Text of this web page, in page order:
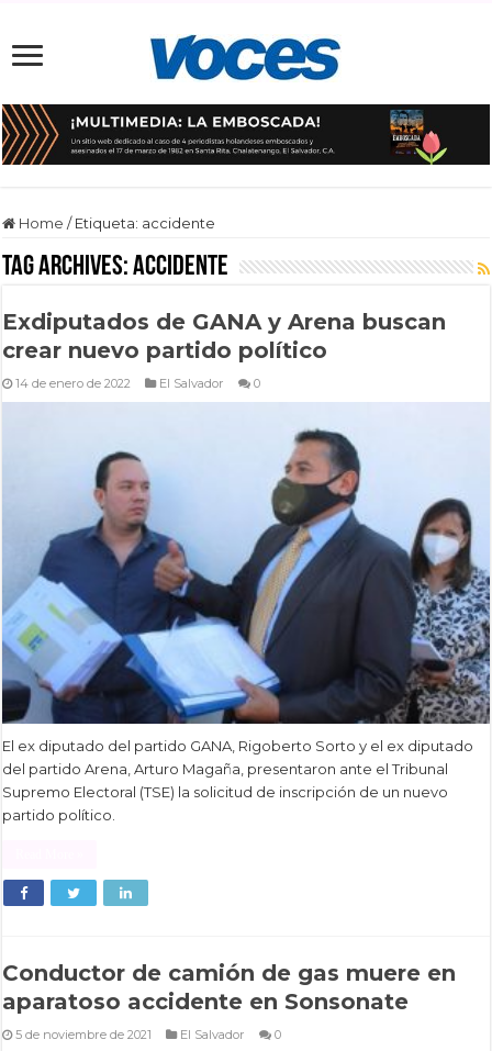
Home / Etiqueta: accidente
Tag Archives:accidente
Exdiputados de GANA y Arena buscan
crear nuevo partido político
14 de enero de 2022 El Salvador 0
El ex diputado del partido GANA, Rigoberto Sorto y el ex diputado
del partido Arena, Arturo Magaña, presentaron ante el Tribunal
Supremo Electoral (TSE) la solicitud de inscripción de un nuevo
partido político.
Conductor de camión de gas muere en
aparatoso accidente en Sonsonate
5 de noviembre de 2021 El Salvador 0